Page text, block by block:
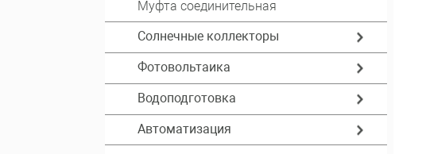
Муфта соединительная
Солнечные коллекторы
Фотовольтаика
Водоподготовка
Автоматизация